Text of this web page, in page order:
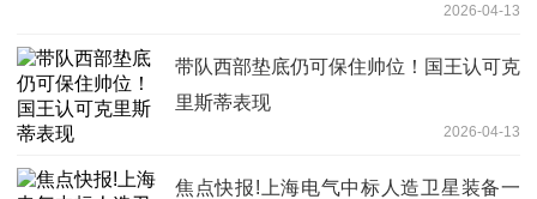
2026-04-13
带队西部垫底仍可保住帅位！国王认可克
里斯蒂表现
2026-04-13
焦点快报!上海电气中标人造卫星装备一